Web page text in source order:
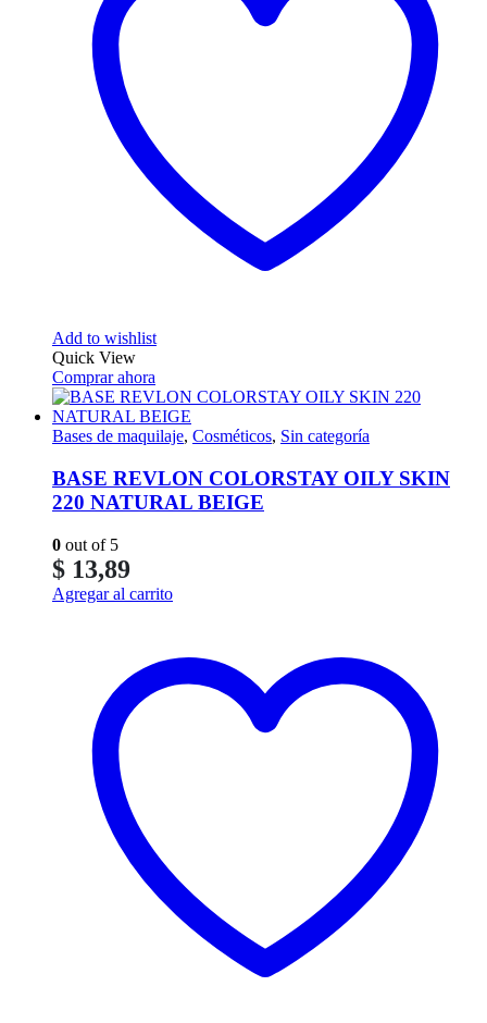
Add to wishlist
Quick View
Comprar ahora
Bases de maquilaje, Cosméticos, Sin categoría
BASE REVLON COLORSTAY OILY SKIN
220 NATURAL BEIGE
0 out of 5
$ 13,89
Agregar al carrito